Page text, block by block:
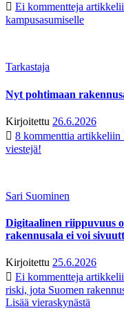
Ei kommentteja
kampusasumiselle
Tarkastaja
Nyt pohtimaan
Kirjoitettu 26.6.2026
8 kommenttia artikkeliin
viestejä!
Sari Suominen
Digitaalinen riippuvuus
rakennusala ei voi
Kirjoitettu 25.6.2026
Ei kommentteja
riski, jota Suomen
Lisää vieraskynästä